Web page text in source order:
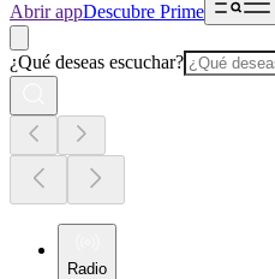
Abrir appDescubre Prime
¿Qué deseas escuchar?
Radio